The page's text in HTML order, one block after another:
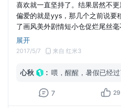
喜欢就一直坚持了。结果居然不
偏爱的就是yys，那几个之前说要
了画风美外剧情短小仓促烂尾丝
说了。网易的很多游戏都给我种“
反正我觉得它挺好摆在那儿挺好看
妖刀其实玩法上还是不错的，但
这个游戏想干什么，只能希望暑
展开
2017/5/7 来自 红米3
心秋 : 喂，醒醒，暑假已经过
7 29